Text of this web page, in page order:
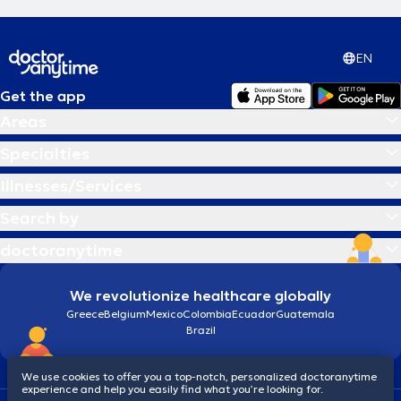
EN
Get the app
We revolutionize healthcare globally
GreeceBelgiumMexicoColombiaEcuadorGuatemala
Brazil
We use cookies to offer you a top-notch, personalized doctoranytime
experience and help you easily find what you’re looking for.